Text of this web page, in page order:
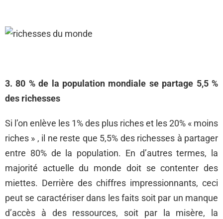
3. 80 % de la population mondiale se partage 5,5 %
des richesses
Si l’on enlève les 1% des plus riches et les 20% « moins
riches » , il ne reste que 5,5% des richesses à partager
entre 80% de la population. En d’autres termes, la
majorité actuelle du monde doit se contenter des
miettes. Derrière des chiffres impressionnants, ceci
peut se caractériser dans les faits soit par un manque
d’accès à des ressources, soit par la misère, la